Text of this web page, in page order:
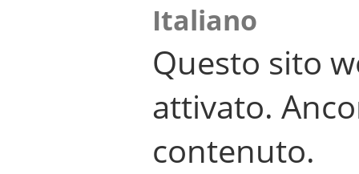
Italiano
Questo sito
attivato.
contenuto.